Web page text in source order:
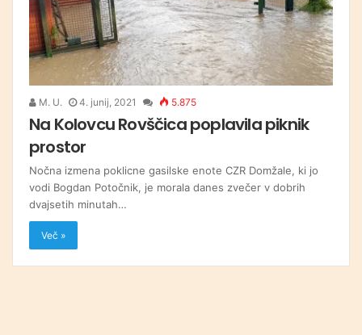
M. U. 4. junij, 2021 5.875
Na Kolovcu Rovščica poplavila piknik
prostor
Nočna izmena poklicne gasilske enote CZR Domžale, ki jo
vodi Bogdan Potočnik, je morala danes zvečer v dobrih
dvajsetih minutah…
Več »